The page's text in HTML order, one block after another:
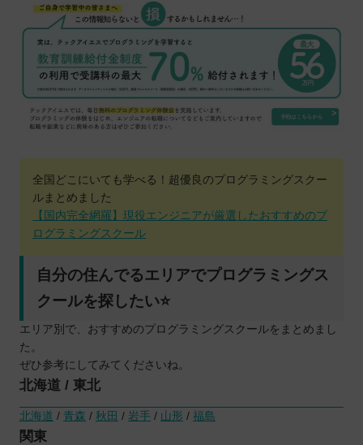
全国どこにいても学べる！超優良のプログラミングスクー
ルまとめました
【国内完全網羅】現役エンジニアが厳選したおすすめのプ
ログラミングスクール
自分の住んでるエリアでプログラミングス
クールを探したい⭐️
エリア別で、おすすめのプログラミングスクールをまとめまし
た。
ぜひ参考にしてみてくださいね。
北海道 / 東北
北海道 / 青森 / 秋田 / 岩手 / 山形 / 福島
関東